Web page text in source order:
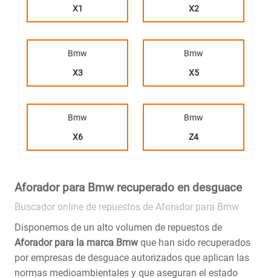
X1
X2
Bmw
X3
Bmw
X5
Bmw
X6
Bmw
Z4
Aforador para Bmw recuperado en desguace
Buscador online de repuestos de Aforador para Bmw
Disponemos de un alto volumen de repuestos de
Aforador para la marca Bmwque han sido recuperados
por empresas de desguace autorizados que aplican las
normas medioambientales y que aseguran el estado